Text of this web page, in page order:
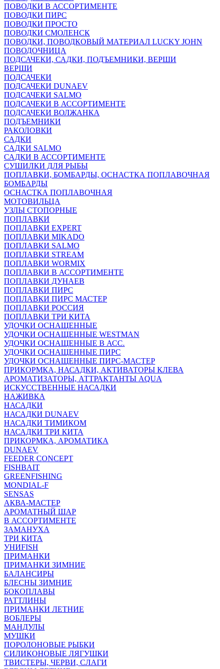
ПОВОДКИ В АССОРТИМЕНТЕ
ПОВОДКИ ПИРС
ПОВОДКИ ПРОСТО
ПОВОДКИ СМОЛЕНСК
ПОВОДКИ, ПОВОДКОВЫЙ МАТЕРИАЛ LUCKY JOHN
ПОВОДОЧНИЦА
ПОДСАЧЕКИ, САДКИ, ПОДЪЕМНИКИ, ВЕРШИ
ВЕРШИ
ПОДСАЧЕКИ
ПОДСАЧЕКИ DUNAEV
ПОДСАЧЕКИ SALMO
ПОДСАЧЕКИ В АССОРТИМЕНТЕ
ПОДСАЧЕКИ ВОЛЖАНКА
ПОДЪЕМНИКИ
РАКОЛОВКИ
САДКИ
САДКИ SALMO
САДКИ В АССОРТИМЕНТЕ
СУШИЛКИ ДЛЯ РЫБЫ
ПОПЛАВКИ, БОМБАРДЫ, ОСНАСТКА ПОПЛАВОЧНАЯ
БОМБАРДЫ
ОСНАСТКА ПОПЛАВОЧНАЯ
МОТОВИЛЬЦА
УЗЛЫ СТОПОРНЫЕ
ПОПЛАВКИ
ПОПЛАВКИ EXPERT
ПОПЛАВКИ MIKADO
ПОПЛАВКИ SALMO
ПОПЛАВКИ STREAM
ПОПЛАВКИ WORMIX
ПОПЛАВКИ В АССОРТИМЕНТЕ
ПОПЛАВКИ ДУНАЕВ
ПОПЛАВКИ ПИРС
ПОПЛАВКИ ПИРС МАСТЕР
ПОПЛАВКИ РОССИЯ
ПОПЛАВКИ ТРИ КИТА
УДОЧКИ ОСНАЩЕННЫЕ
УДОЧКИ ОСНАЩЕННЫЕ WESTMAN
УДОЧКИ ОСНАЩЕННЫЕ В АСС.
УДОЧКИ ОСНАЩЕННЫЕ ПИРС
УДОЧКИ ОСНАЩЕННЫЕ ПИРС-МАСТЕР
ПРИКОРМКА, НАСАДКИ, АКТИВАТОРЫ КЛЕВА
АРОМАТИЗАТОРЫ, АТТРАКТАНТЫ AQUA
ИСКУССТВЕННЫЕ НАСАДКИ
НАЖИВКА
НАСАДКИ
НАСАДКИ DUNAEV
НАСАДКИ ТИМИКОМ
НАСАДКИ ТРИ КИТА
ПРИКОРМКА, АРОМАТИКА
DUNAEV
FEEDER CONCEPT
FISHBAIT
GREENFISHING
MONDIAL-F
SENSAS
АКВА-МАСТЕР
АРОМАТНЫЙ ШАР
В АССОРТИМЕНТЕ
ЗАМАНУХА
ТРИ КИТА
УНИFISH
ПРИМАНКИ
ПРИМАНКИ ЗИМНИЕ
БАЛАНСИРЫ
БЛЕСНЫ ЗИМНИЕ
БОКОПЛАВЫ
РАТТЛИНЫ
ПРИМАНКИ ЛЕТНИЕ
ВОБЛЕРЫ
МАНДУЛЫ
МУШКИ
ПОРОЛОНОВЫЕ РЫБКИ
СИЛИКОНОВЫЕ ЛЯГУШКИ
ТВИСТЕРЫ, ЧЕРВИ, СЛАГИ